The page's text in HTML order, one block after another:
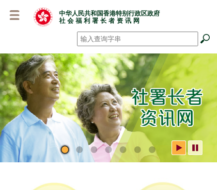
容
中华人民共和国香港特别行政区政府
社 会 福 利 署 长 者 资 讯 网
搜寻 *
社署长者资讯网